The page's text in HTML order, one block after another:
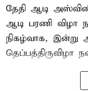
தேதி ஆடி
ஆடி பரணி விழா
நிகழ்வாக, இன்று